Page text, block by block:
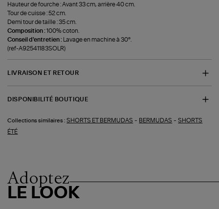
Hauteur de fourche : Avant 33 cm, arrière 40 cm.
Tour de cuisse : 52 cm.
Demi tour de taille : 35 cm.
Composition :100% coton.
Conseil d'entretien : Lavage en machine à 30°.
(ref-A92541183SOLR)
LIVRAISON ET RETOUR
DISPONIBILITÉ BOUTIQUE
Collections similaires : SHORTS ET BERMUDAS - BERMUDAS -SHORTS
ÉTÉ
Adoptez
LE LOOK